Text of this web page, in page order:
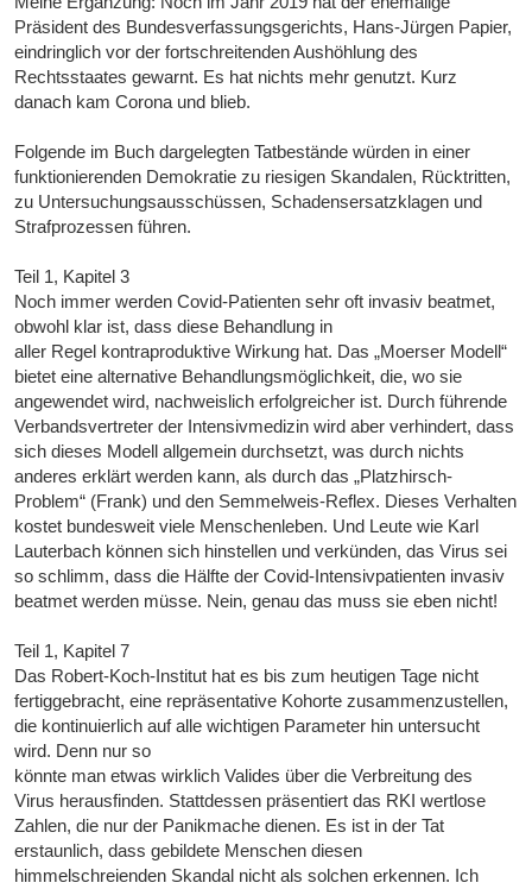
Präsident des Bundesverfassungsgerichts, Hans-Jürgen Papier,
eindringlich vor der fortschreitenden Aushöhlung des
Rechtsstaates gewarnt. Es hat nichts mehr genutzt. Kurz
danach kam Corona und blieb.
Folgende im Buch dargelegten Tatbestände würden in einer
funktionierenden Demokratie zu riesigen Skandalen, Rücktritten,
zu Untersuchungsausschüssen, Schadensersatzklagen und
Strafprozessen führen.
Teil 1, Kapitel 3
Noch immer werden Covid-Patienten sehr oft invasiv beatmet,
obwohl klar ist, dass diese Behandlung in
aller Regel kontraproduktive Wirkung hat. Das „Moerser Modell“
bietet eine alternative Behandlungsmöglichkeit, die, wo sie
angewendet wird, nachweislich erfolgreicher ist. Durch führende
Verbandsvertreter der Intensivmedizin wird aber verhindert, dass
sich dieses Modell allgemein durchsetzt, was durch nichts
anderes erklärt werden kann, als durch das „Platzhirsch-
Problem“ (Frank) und den Semmelweis-Reflex. Dieses Verhalten
kostet bundesweit viele Menschenleben. Und Leute wie Karl
Lauterbach können sich hinstellen und verkünden, das Virus sei
so schlimm, dass die Hälfte der Covid-Intensivpatienten invasiv
beatmet werden müsse. Nein, genau das muss sie eben nicht!
Teil 1, Kapitel 7
Das Robert-Koch-Institut hat es bis zum heutigen Tage nicht
fertiggebracht, eine repräsentative Kohorte zusammenzustellen,
die kontinuierlich auf alle wichtigen Parameter hin untersucht
wird. Denn nur so
könnte man etwas wirklich Valides über die Verbreitung des
Virus herausfinden. Stattdessen präsentiert das RKI wertlose
Zahlen, die nur der Panikmache dienen. Es ist in der Tat
erstaunlich, dass gebildete Menschen diesen
himmelschreienden Skandal nicht als solchen erkennen. Ich